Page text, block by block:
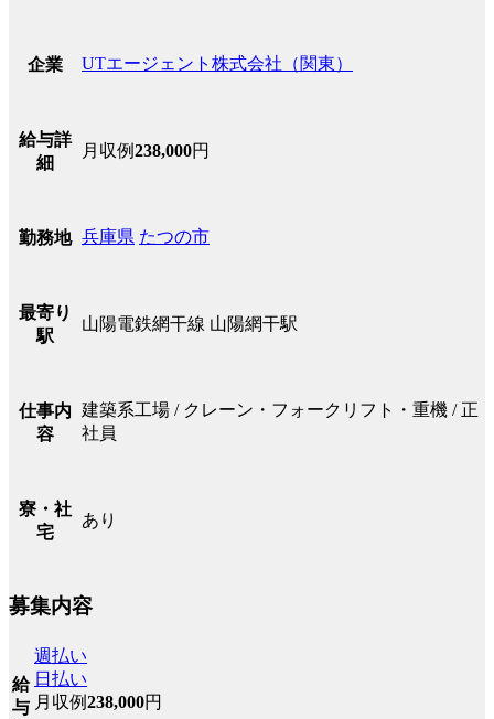
企業 UTエージェント株式会社（関東）
給与詳
細
月収例238,000円
勤務地 兵庫県 たつの市
最寄り
駅
山陽電鉄網干線 山陽網干駅
仕事内
容
建築系工場 / クレーン・フォークリフト・重機 / 正
社員
寮・社
宅
あり
募集内容
給
与
週払い
日払い
月収例238,000円